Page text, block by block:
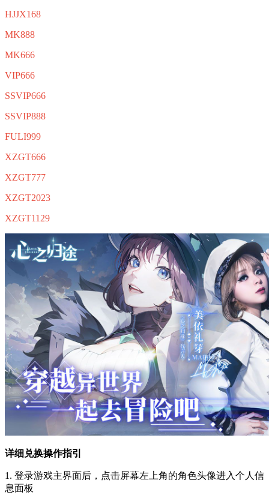
HJJX168
MK888
MK666
VIP666
SSVIP666
SSVIP888
FULI999
XZGT666
XZGT777
XZGT2023
XZGT1129
详细兑换操作指引
1. 登录游戏主界面后，点击屏幕左上角的角色头像进入个人信
息面板